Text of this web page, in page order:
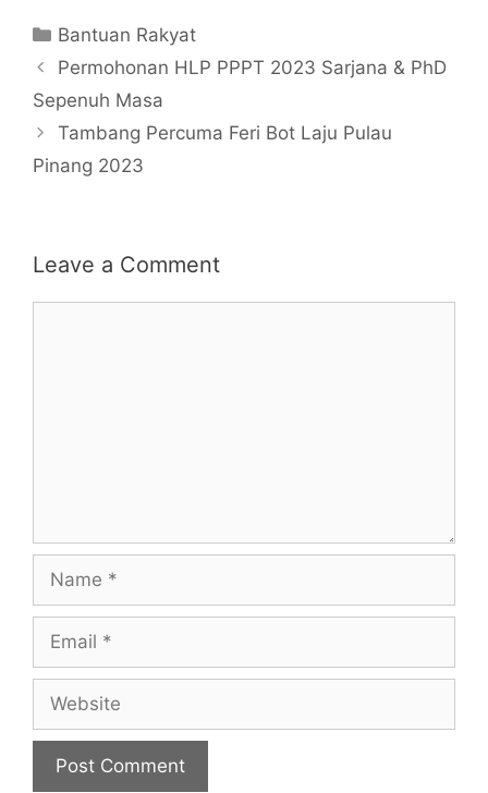
Categories
Bantuan Rakyat
Permohonan HLP PPPT 2023 Sarjana & PhD
Sepenuh Masa
Tambang Percuma Feri Bot Laju Pulau
Pinang 2023
Leave a Comment